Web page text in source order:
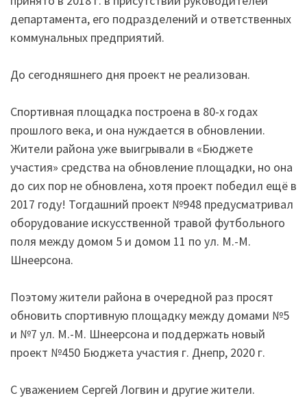
департамента, его подразделений и ответственных
коммунальных предприятий.
До сегодняшнего дня проект не реализован.
Спортивная площадка построена в 80-х годах
прошлого века, и она нуждается в обновлении.
Жители района уже выигрывали в «Бюджете
участия» средства на обновление площадки, но она
до сих пор не обновлена, хотя проект победил ещё в
2017 году! Тогдашний проект №948 предусматривал
оборудование искусственной травой футбольного
поля между домом 5 и домом 11 по ул. М.-М.
Шнеерсона.
Поэтому жители района в очередной раз просят
обновить спортивную площадку между домами №5
и №7 ул. М.-М. Шнеерсона и поддержать новый
проект №450 Бюджета участия г. Днепр, 2020 г.
С уважением Сергей Логвин и другие жители.